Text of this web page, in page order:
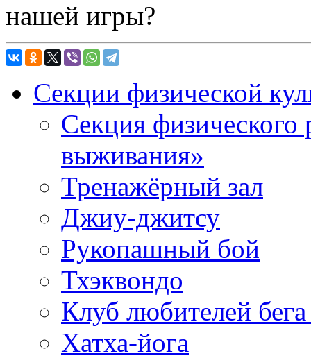
нашей игры?
Секции физической
Секция физического
выживания»
Тренажёрный зал
Джиу-джитсу
Рукопашный бой
Тхэквондо
Клуб любителей
Хатха-йога